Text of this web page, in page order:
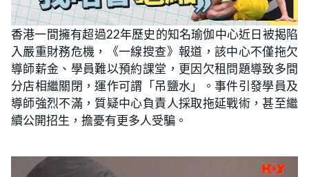
香港一間擁有超過22年歷史的知名瑜伽中心近日被揭陷
入嚴重財務危機，《一線搜查》報道，該中心不僅拖欠
導師薪金、學員難以預約課堂，更因欠租問題導致多間
分店相繼關閉，運作可謂「吊鹽水」。事件引發學員及
導師強烈不滿，質疑中心負責人採取拖延戰術，甚至繼
續公開招生，擔憂有更多人受騙。